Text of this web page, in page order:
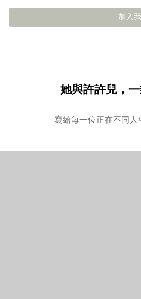
加入
她與許許兒，
寫給每一位正在不同人